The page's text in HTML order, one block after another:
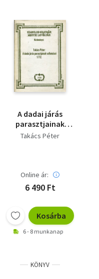
A dadai járás
parasztjainak
vallomásai 1772
Takács Péter
Online ár:
6 490 Ft
Kosárba
6 - 8 munkanap
KÖNYV